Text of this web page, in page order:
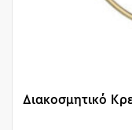
Διακοσμητικό